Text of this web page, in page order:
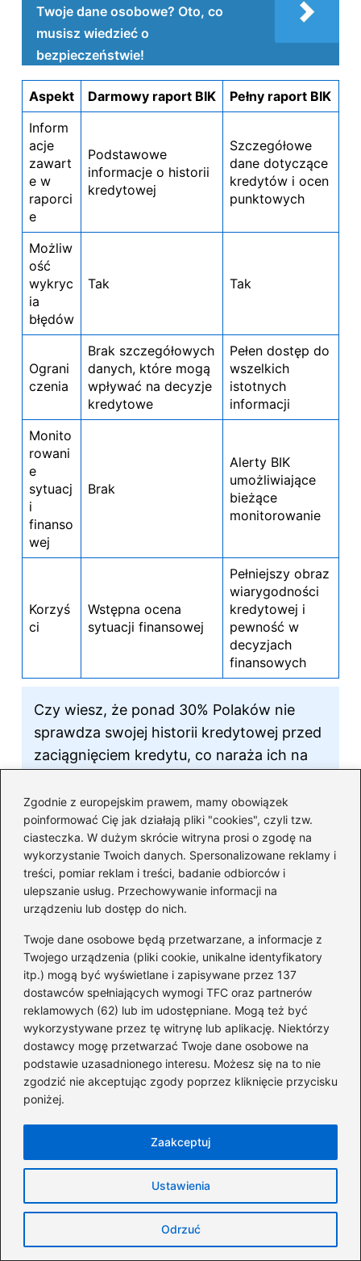
Zgodnie z europejskim prawem, mamy obowiązek
poinformować Cię jak działają pliki "cookies", czyli tzw.
ciasteczka. W dużym skrócie witryna prosi o zgodę na
wykorzystanie Twoich danych. Spersonalizowane reklamy i
treści, pomiar reklam i treści, badanie odbiorców i
ulepszanie usług. Przechowywanie informacji na
urządzeniu lub dostęp do nich.
Twoje dane osobowe będą przetwarzane, a informacje z
Twojego urządzenia (pliki cookie, unikalne identyfikatory
itp.) mogą być wyświetlane i zapisywane przez 137
dostawców spełniających wymogi TFC oraz partnerów
reklamowych (62) lub im udostępniane. Mogą też być
wykorzystywane przez tę witrynę lub aplikację. Niektórzy
dostawcy mogę przetwarzać Twoje dane osobowe na
podstawie uzasadnionego interesu. Możesz się na to nie
zgodzić nie akceptując zgody poprzez kliknięcie przycisku
poniżej.
Ustawienia
Odrzuć
Zaakceptuj
Twoje dane osobowe? Oto, co
musisz wiedzieć o
bezpieczeństwie!
Aspekt Darmowy raport BIK
Pełny raport BIK
Inform
acje
zawart
e w
raporci
e
Podstawowe
informacje o historii
kredytowej
Szczegółowe
dane dotyczące
kredytów i ocen
punktowych
Możliw
ość
wykryc
ia
błędów
Tak Tak
Ograni
czenia
Brak szczegółowych
danych, które mogą
wpływać na decyzje
kredytowe
Pełen dostęp do
wszelkich
istotnych
informacji
Monito
rowani
e
sytuacj
i
finanso
wej
Brak
Alerty BIK
umożliwiające
bieżące
monitorowanie
Korzyś
ci
Wstępna ocena
sytuacji finansowej
Pełniejszy obraz
wiarygodności
kredytowej i
pewność w
decyzjach
finansowych
Czy wiesz, że ponad 30% Polaków nie
sprawdza swojej historii kredytowej przed
zaciągnięciem kredytu, co naraża ich na
Regularne monitorowanie raportu BIK
może uchronić Cię przed takimi
problemami!
FAQ – Najczęściej zadawane
pytania
Jakie informacje zawiera raport BIK i
dlaczego są one ważne?
Raport BIK zawiera istotne informacje
dotyczące historii kredytowej, w tym dane o
opóźnieniach w spłatach oraz oceny
punktowe. Te dane są kluczowe dla banków
oceniających wiarygodność kredytową i mogą
Jak pobrać raport BIK w iPKO?
Aby pobrać raport BIK w iPKO, należy
najpierw zalogować się do bankowości
internetowej. Następnie należy przejść do